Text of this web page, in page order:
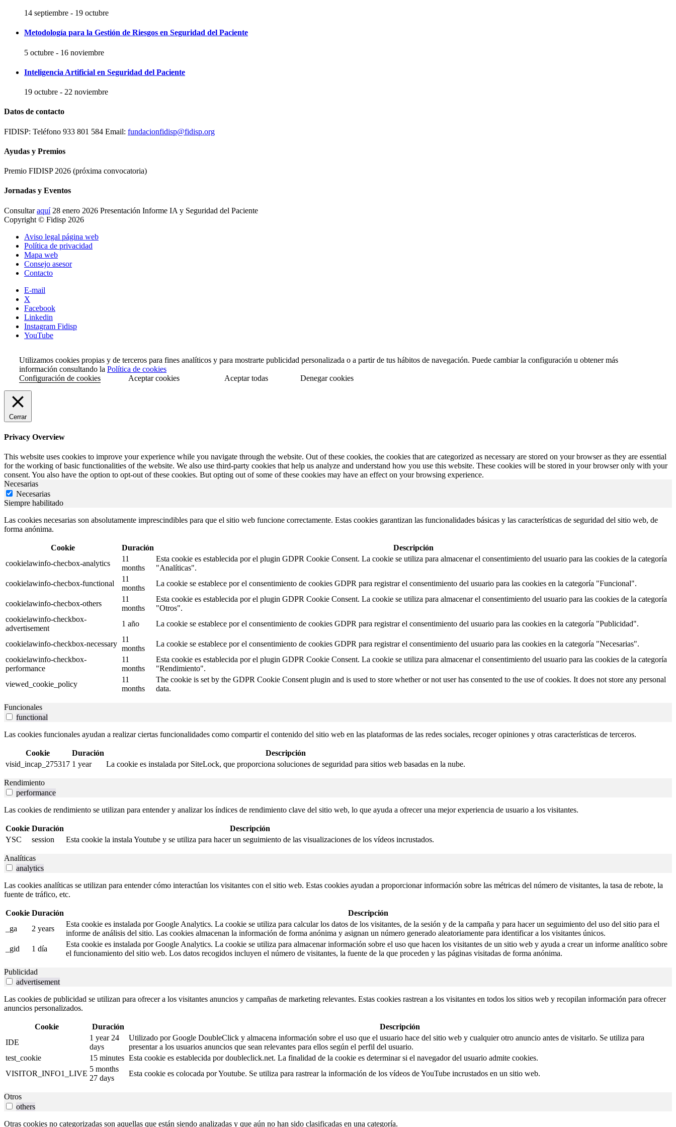
14 septiembre - 19 octubre
Metodología para la Gestión de Riesgos en Seguridad del Paciente
5 octubre - 16 noviembre
Inteligencia Artificial en Seguridad del Paciente
19 octubre - 22 noviembre
Datos de contacto
FIDISP: Teléfono 933 801 584 Email: fundacionfidisp@fidisp.org
Ayudas y Premios
Premio FIDISP 2026 (próxima convocatoria)
Jornadas y Eventos
Consultaraquí28 enero 2026 Presentación Informe IA y Seguridad del Paciente
Copyright © Fidisp 2026
Aviso legal página web
Política de privacidad
Mapa web
Consejo asesor
Contacto
E-mail
X
Facebook
Linkedin
Instagram Fidisp
YouTube
Utilizamos cookies propias y de terceros para fines analíticos y para mostrarte publicidad personalizada o a partir de tus hábitos de navegación. Puede cambiar la configuración u obtener más
información consultando la Política de cookies
Configuración de cookies
Aceptar cookies Aceptar todas Denegar cookies
Cerrar
Privacy Overview
This website uses cookies to improve your experience while you navigate through the website. Out of these cookies, the cookies that are categorized as necessary are stored on your browser as they are essential
for the working of basic functionalities of the website. We also use third-party cookies that help us analyze and understand how you use this website. These cookies will be stored in your browser only with your
consent. You also have the option to opt-out of these cookies. But opting out of some of these cookies may have an effect on your browsing experience.
Necesarias
Necesarias
Siempre habilitado
Las cookies necesarias son absolutamente imprescindibles para que el sitio web funcione correctamente. Estas cookies garantizan las funcionalidades básicas y las características de seguridad del sitio web, de
forma anónima.
Cookie Duración
Descripción
cookielawinfo-checbox-analytics
11
months
Esta cookie es establecida por el plugin GDPR Cookie Consent. La cookie se utiliza para almacenar el consentimiento del usuario para las cookies de la categoría
"Analíticas".
cookielawinfo-checbox-functional
11
months
La cookie se establece por el consentimiento de cookies GDPR para registrar el consentimiento del usuario para las cookies en la categoría "Funcional".
cookielawinfo-checbox-others
11
months
Esta cookie es establecida por el plugin GDPR Cookie Consent. La cookie se utiliza para almacenar el consentimiento del usuario para las cookies de la categoría
"Otros".
cookielawinfo-checkbox-
advertisement
1 año La cookie se establece por el consentimiento de cookies GDPR para registrar el consentimiento del usuario para las cookies en la categoría "Publicidad".
cookielawinfo-checkbox-necessary
11
months
La cookie se establece por el consentimiento de cookies GDPR para registrar el consentimiento del usuario para las cookies en la categoría "Necesarias".
cookielawinfo-checkbox-
performance
11
months
Esta cookie es establecida por el plugin GDPR Cookie Consent. La cookie se utiliza para almacenar el consentimiento del usuario para las cookies de la categoría
"Rendimiento".
viewed_cookie_policy
11
months
The cookie is set by the GDPR Cookie Consent plugin and is used to store whether or not user has consented to the use of cookies. It does not store any personal
data.
Funcionales
functional
Las cookies funcionales ayudan a realizar ciertas funcionalidades como compartir el contenido del sitio web en las plataformas de las redes sociales, recoger opiniones y otras características de terceros.
Cookie Duración
Descripción
visid_incap_275317 1 year La cookie es instalada por SiteLock, que proporciona soluciones de seguridad para sitios web basadas en la nube.
Rendimiento
performance
Las cookies de rendimiento se utilizan para entender y analizar los índices de rendimiento clave del sitio web, lo que ayuda a ofrecer una mejor experiencia de usuario a los visitantes.
Cookie Duración
Descripción
YSC
session Esta cookie la instala Youtube y se utiliza para hacer un seguimiento de las visualizaciones de los vídeos incrustados.
Analíticas
analytics
Las cookies analíticas se utilizan para entender cómo interactúan los visitantes con el sitio web. Estas cookies ayudan a proporcionar información sobre las métricas del número de visitantes, la tasa de rebote, la
fuente de tráfico, etc.
Cookie Duración
Descripción
_ga
2 years
Esta cookie es instalada por Google Analytics. La cookie se utiliza para calcular los datos de los visitantes, de la sesión y de la campaña y para hacer un seguimiento del uso del sitio para el
informe de análisis del sitio. Las cookies almacenan la información de forma anónima y asignan un número generado aleatoriamente para identificar a los visitantes únicos.
_gid
1 día
Esta cookie es instalada por Google Analytics. La cookie se utiliza para almacenar información sobre el uso que hacen los visitantes de un sitio web y ayuda a crear un informe analítico sobre
el funcionamiento del sitio web. Los datos recogidos incluyen el número de visitantes, la fuente de la que proceden y las páginas visitadas de forma anónima.
Publicidad
advertisement
Las cookies de publicidad se utilizan para ofrecer a los visitantes anuncios y campañas de marketing relevantes. Estas cookies rastrean a los visitantes en todos los sitios web y recopilan información para ofrecer
anuncios personalizados.
Cookie Duración
Descripción
IDE
1 year 24
days
Utilizado por Google DoubleClick y almacena información sobre el uso que el usuario hace del sitio web y cualquier otro anuncio antes de visitarlo. Se utiliza para
presentar a los usuarios anuncios que sean relevantes para ellos según el perfil del usuario.
test_cookie
15 minutes Esta cookie es establecida por doubleclick.net. La finalidad de la cookie es determinar si el navegador del usuario admite cookies.
VISITOR_INFO1_LIVE
5 months
27 days
Esta cookie es colocada por Youtube. Se utiliza para rastrear la información de los vídeos de YouTube incrustados en un sitio web.
Otros
others
Otras cookies no categorizadas son aquellas que están siendo analizadas y que aún no han sido clasificadas en una categoría.